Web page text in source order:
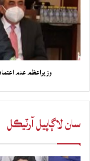
وزيراعظم عدم
سان لاڳاپيل آرٽيڪل